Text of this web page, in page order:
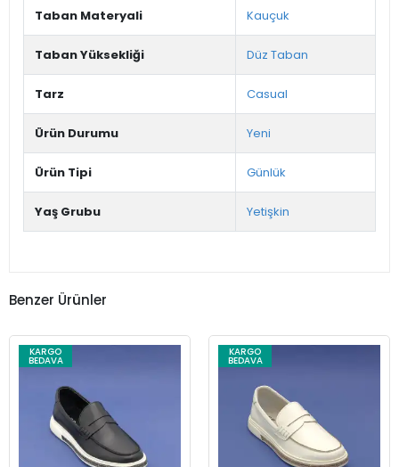
Taban Materyali Kauçuk
Taban Yüksekliği Düz Taban
Tarz Casual
Ürün Durumu Yeni
Ürün Tipi Günlük
Yaş Grubu Yetişkin
Benzer Ürünler
KARGO
BEDAVA
KARGO
BEDAVA